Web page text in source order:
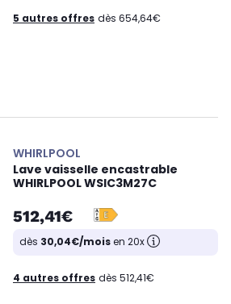
5 autres offres dès 654,64€
WHIRLPOOL
Lave vaisselle encastrable
WHIRLPOOL WSIC3M27C
512,41€
dès 30,04€/moisen 20x
4 autres offres dès 512,41€